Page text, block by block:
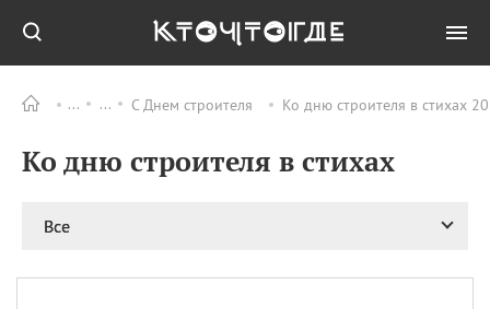
С Днем строителя Ко дню строителя в стихах
Ко дню строителя в стихах
Все
ПРАЗДНИКИ Все
11.08 Рождество святителя